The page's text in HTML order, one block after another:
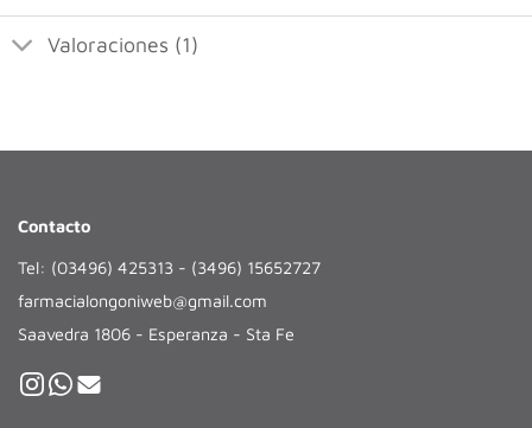
Valoraciones (1)
Contacto
Tel: (03496) 425313 - (3496) 15652727
farmacialongoniweb@gmail.com
Saavedra 1806 - Esperanza - Sta Fe